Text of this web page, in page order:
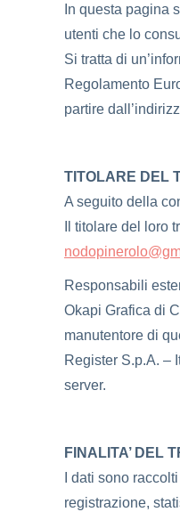
In questa pagina
utenti che lo
Si tratta di
Regolamento
partire
TITOLARE DEL
A seguito della
Il titolare del loro
Responsabili
Okapi Grafica di
manutentore di
Register S.p.A. –
server.
FINALITA’ DEL
I dati sono
registrazione,